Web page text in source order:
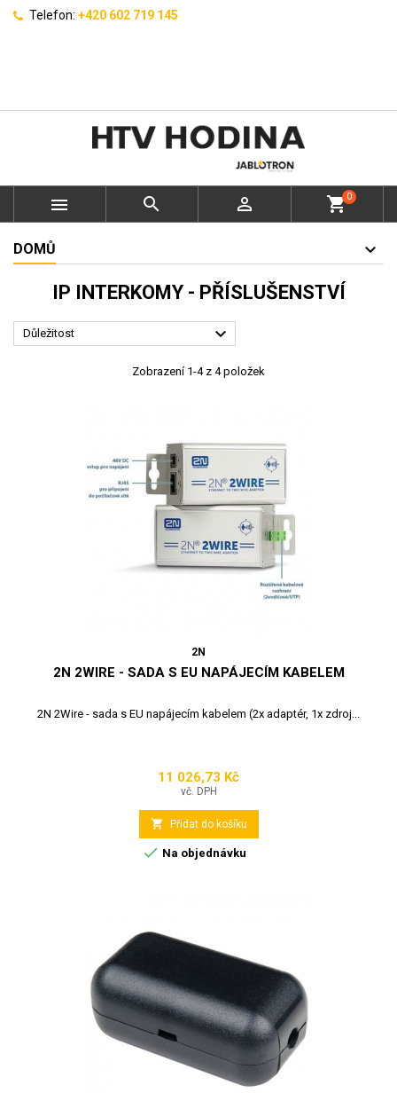
Telefon: +420 602 719 145
   shopping_cart0
DOMŮ
IP INTERKOMY - PŘÍSLUŠENSTVÍ
Důležitost 
Zobrazení 1-4 z 4 položek
2N
2N 2WIRE - SADA S EU NAPÁJECÍM KABELEM
2N 2Wire - sada s EU napájecím kabelem (2x adaptér, 1x zdroj...
Cena
11 026,73 Kč
vč. DPH
 Přidat do košíku
 Na objednávku